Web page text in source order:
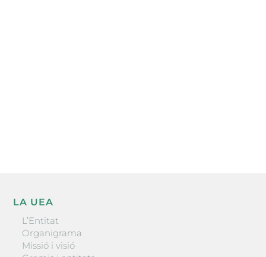
LA UEA
L’Entitat
Organigrama
Missió i visió